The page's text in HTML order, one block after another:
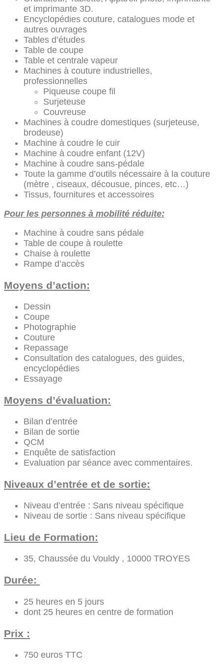
et imprimante 3D.
Encyclopédies couture, catalogues mode et
autres ouvrages
Tables d’études
Table de coupe
Table et centrale vapeur
Machines à couture industrielles,
professionnelles
Piqueuse coupe fil
Surjeteuse
Couvreuse
Machines à coudre domestiques (surjeteuse,
brodeuse)
Machine à coudre le cuir
Machine à coudre enfant (12V)
Machine à coudre sans-pédale
Toute la gamme d’outils nécessaire à la couture
(mètre , ciseaux, décousue, pinces, etc…)
Tissus, fournitures et accessoires
Pour les personnes à mobilité réduite:
Machine à coudre sans pédale
Table de coupe à roulette
Chaise à roulette
Rampe d’accès
Moyens d’action:
Dessin
Coupe
Photographie
Couture
Repassage
Consultation des catalogues, des guides,
encyclopédies
Essayage
Moyens d’évaluation:
Bilan d’entrée
Bilan de sortie
QCM
Enquête de satisfaction
Evaluation par séance avec commentaires.
Niveaux d’entrée et de sortie:
Niveau d’entrée : Sans niveau spécifique
Niveau de sortie : Sans niveau spécifique
Lieu de Formation:
35, Chaussée du Vouldy , 10000 TROYES
Durée:
25 heures en 5 jours
dont 25 heures en centre de formation
Prix :
750 euros TTC